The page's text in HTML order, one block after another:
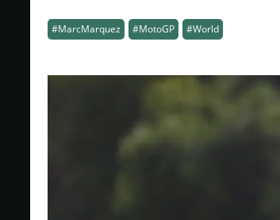
#MarcMarquez #MotoGP #World